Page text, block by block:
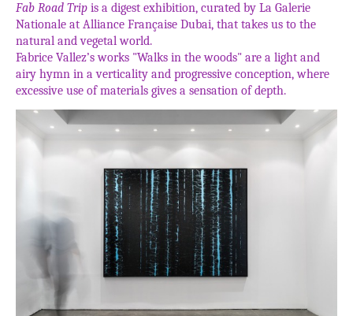
Fab Road Trip is a digest exhibition, curated by La Galerie
Nationale at Alliance Française Dubai, that takes us to the
natural and vegetal world.
Fabrice Vallez’s works "Walks in the woods" are a light and
airy hymn in a verticality and progressive conception, where
excessive use of materials gives a sensation of depth.